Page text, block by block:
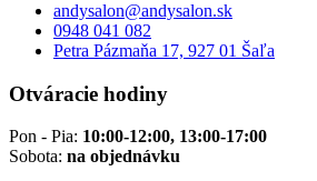
andysalon@andysalon.sk
0948 041 082
Petra Pázmaňa 17, 927 01 Šaľa
Otváracie hodiny
Pon - Pia: 10:00-12:00, 13:00-17:00
Sobota: na objednávku